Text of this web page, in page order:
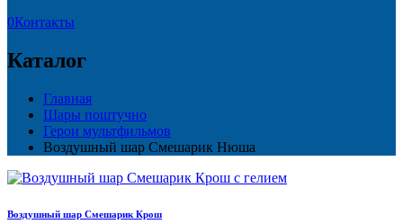
0Контакты
Каталог
Главная
Шары поштучно
Герои мультфильмов
Воздушный шар Смешарик Нюша
Воздушный шар Смешарик Крош